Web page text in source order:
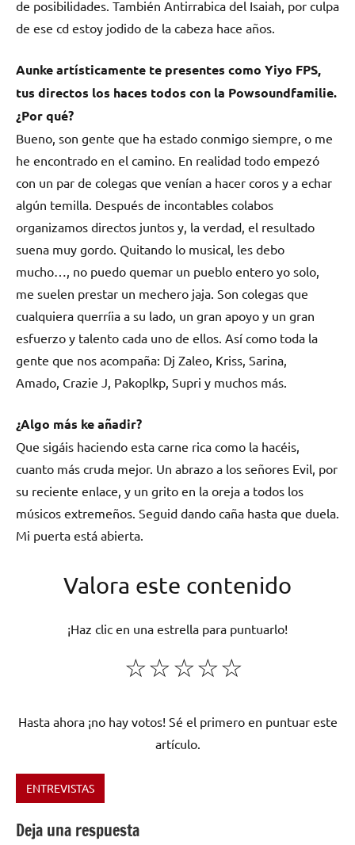
de posibilidades. También Antirrabica del Isaiah, por culpa
de ese cd estoy jodido de la cabeza hace años.
Aunke artísticamente te presentes como Yiyo FPS,
tus directos los haces todos con la Powsoundfamilie.
¿Por qué?
Bueno, son gente que ha estado conmigo siempre, o me
he encontrado en el camino. En realidad todo empezó
con un par de colegas que venían a hacer coros y a echar
algún temilla. Después de incontables colabos
organizamos directos juntos y, la verdad, el resultado
suena muy gordo. Quitando lo musical, les debo
mucho…, no puedo quemar un pueblo entero yo solo,
me suelen prestar un mechero jaja. Son colegas que
cualquiera querríia a su lado, un gran apoyo y un gran
esfuerzo y talento cada uno de ellos. Así como toda la
gente que nos acompaña: Dj Zaleo, Kriss, Sarina,
Amado, Crazie J, Pakoplkp, Supri y muchos más.
¿Algo más ke añadir?
Que sigáis haciendo esta carne rica como la hacéis,
cuanto más cruda mejor. Un abrazo a los señores Evil, por
su reciente enlace, y un grito en la oreja a todos los
músicos extremeños. Seguid dando caña hasta que duela.
Mi puerta está abierta.
Valora este contenido
¡Haz clic en una estrella para puntuarlo!
☆
☆
☆
☆
☆
Hasta ahora ¡no hay votos! Sé el primero en puntuar este
artículo.
Con
ENTREVISTAS
Deja una respuesta